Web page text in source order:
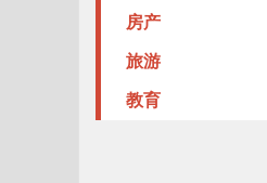
房产
旅游
教育